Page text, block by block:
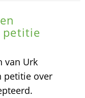
petitie
van Urk
petitie over